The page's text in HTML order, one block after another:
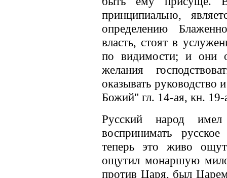
принципиально,
определению
власть, стоят в
по видимости; и они
желания
оказывать
Божий" гл. 14-ая, кн. 19-
Русский народ
воспринимать
теперь это живо
ощутил монаршую
против Царя, был